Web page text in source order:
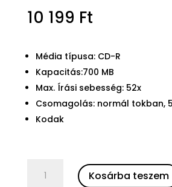
10 199 Ft
Média típusa: CD-R
Kapacitás:700 MB
Max. Írási sebesség: 52x
Csomagolás: normál tokban,
Kodak
csomag
Kodak Kosárba teszem